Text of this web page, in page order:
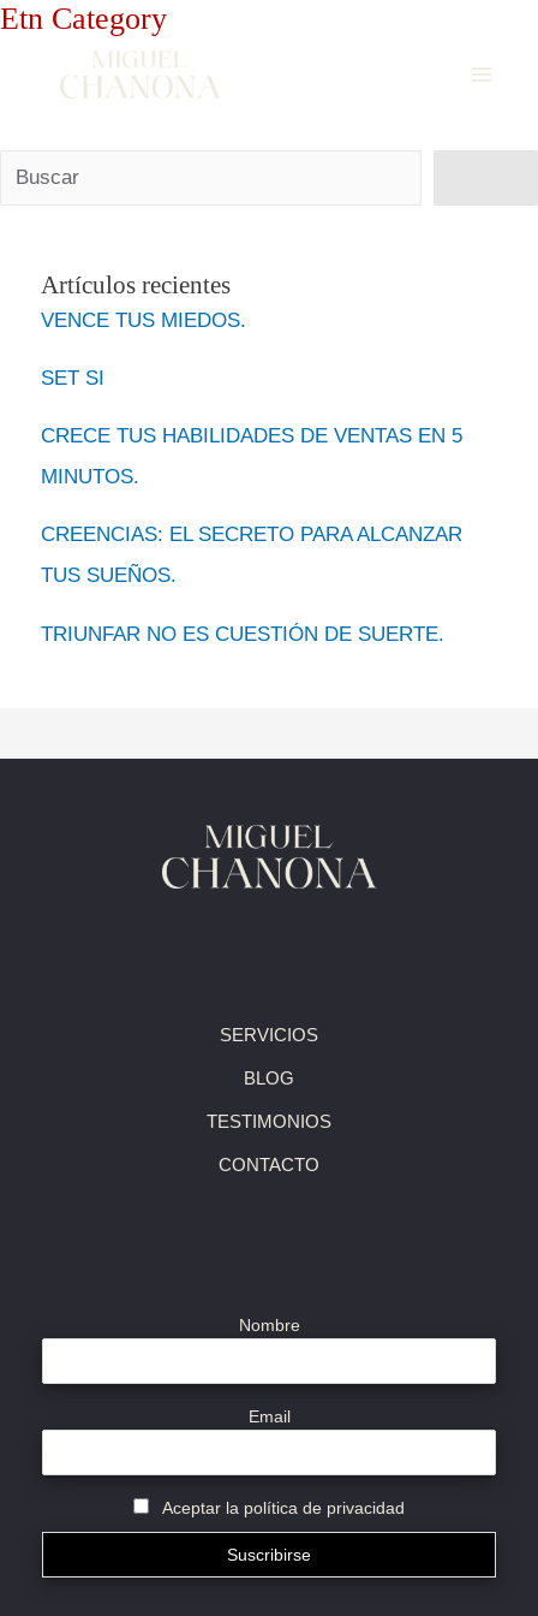
Ir
contenido
Etn Category
Buscar
Artículos recientes
VENCE TUS MIEDOS.
SET SI
CRECE TUS HABILIDADES DE VENTAS EN 5
MINUTOS.
CREENCIAS: EL SECRETO PARA ALCANZAR
TUS SUEÑOS.
TRIUNFAR NO ES CUESTIÓN DE SUERTE.
SERVICIOS
BLOG
TESTIMONIOS
CONTACTO
Nombre
Email
Aceptar la política de privacidad